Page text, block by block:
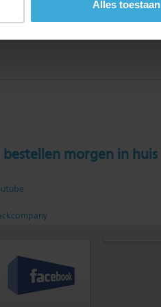
Alles toestaan
bestellen morgen in huis